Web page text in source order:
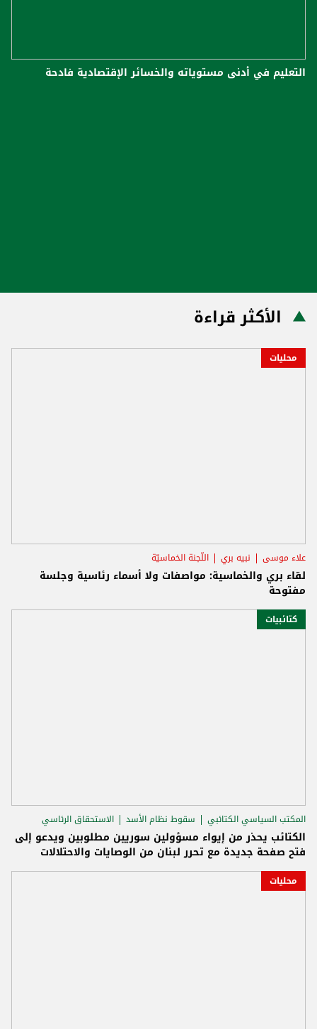
التعليم في أدنى مستوياته والخسائر الإقتصادية فادحة
الأكثر قراءة
محليات
علاء موسى نبيه بري اللّجنة الخماسيّة
لقاء بري والخماسية: مواصفات ولا أسماء رئاسية وجلسة
مفتوحة
كتائبيات
المكتب السياسي الكتائبي سقوط نظام الأسد الاستحقاق الرئاسي
الكتائب يحذر من إيواء مسؤولين سوريين مطلوبين ويدعو إلى
فتح صفحة جديدة مع تحرر لبنان من الوصايات والاحتلالات
محليات